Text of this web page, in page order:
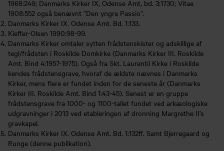
1968:249; Danmarks Kirker IX, Odense Amt, bd. 3:1730; Vitae
1908:552 også benævnt ”Den yngre Passio”.
Danmarks Kirker IX. Odense Amt. Bd. 1:133.
Kieffer-Olsen 1990:98-99.
Danmarks Kirker omtaler sytten frådstenskister og adskillige af
tegl/frådsten i Roskilde Domkirke (Danmarks Kirker III. Roskilde
Amt. Bind 4:1957-1975). Også fra Skt. Laurentii Kirke i Roskilde
kendes frådstensgrave, hvoraf de ældste nævnes i Danmarks
Kirker, mens flere er fundet inden for de seneste år (Danmarks
Kirker III. Roskilde Amt. Bind 1:43-45). Senest er en gruppe
frådstensgrave fra 1000- og 1100-tallet fundet ved arkæologiske
udgravninger i 2013 ved etableringen af dronning Margrethe II’s
gravkapel.
Danmarks Kirker IX. Odense Amt. Bd. 1:132ff. Samt Bjerregaard og
Runge (denne publikation).